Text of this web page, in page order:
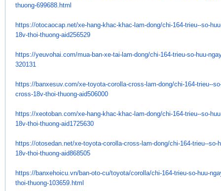
thuong-699688.html
https://otocaocap.net/xe-hang-khac-khac-lam-dong/chi-164-trieu--so-
18v-thoi-thuong-aid256529
https://yeuvohai.com/mua-ban-xe-tai-lam-dong/chi-164-trieu-so-huu-
320131
https://banxesuv.com/xe-toyota-corolla-cross-lam-dong/chi-164-trieu--
cross-18v-thoi-thuong-aid506000
https://xeotoban.com/xe-hang-khac-khac-lam-dong/chi-164-trieu--so-
18v-thoi-thuong-aid1725630
https://otosedan.net/xe-toyota-corolla-cross-lam-dong/chi-164-trieu--so-
18v-thoi-thuong-aid868505
https://banxehoicu.vn/ban-oto-cu/toyota/corolla/chi-164-trieu-so-huu-
thoi-thuong-103659.html